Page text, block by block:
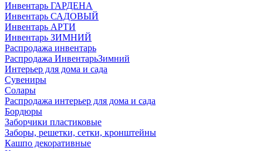
Инвентарь ГАРДЕНА
Инвентарь САДОВЫЙ
Инвентарь АРТИ
Инвентарь ЗИМНИЙ
Распродажа инвентарь
Распродажа ИнвентарьЗимний
Интерьер для дома и сада
Сувениры
Солары
Распродажа интерьер для дома и сада
Бордюры
Заборчики пластиковые
Заборы, решетки, сетки, кронштейны
Кашпо декоративные